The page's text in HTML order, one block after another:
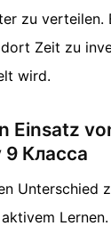
zu verteilen.
Zeit zu
wird.
Einsatz
Класса
Unterschied